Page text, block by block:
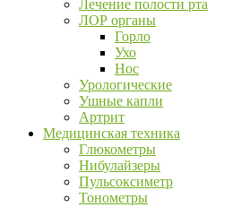
Лечение полости рта
ЛОР органы
Горло
Ухо
Нос
Урологические
Ушные капли
Артрит
Медицинская техника
Глюкометры
Нибулайзеры
Пульсоксиметр
Тонометры